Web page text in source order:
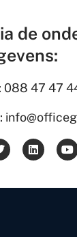
de
088 47 47